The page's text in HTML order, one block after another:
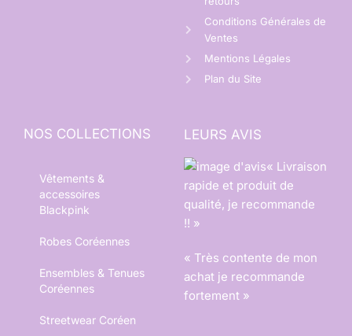
Conditions Générales de
Ventes
Mentions Légales
Plan du Site
NOS COLLECTIONS
Vêtements &
accessoires
Blackpink
Robes Coréennes
Ensembles & Tenues
Coréennes
Streetwear Coréen
LEURS AVIS
« Livraison
rapide et produit de
qualité, je recommande
!! »
« Très contente de mon
achat je recommande
fortement »